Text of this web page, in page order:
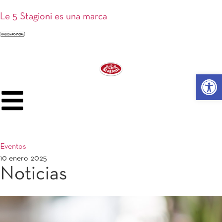
Abrir
Le 5 Stagioni es una marca
Eventos
10 enero 2025
Noticias